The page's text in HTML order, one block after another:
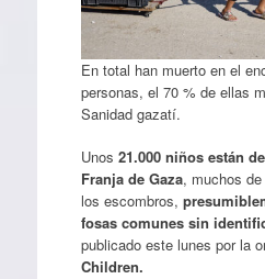
En total han muerto en el
personas, el 70 % de ellas
Sanidad gazatí.
Unos 21.000 niños están
Franja de Gaza, muchos
los escombros,
fosas comunes sin
publicado este lunes por la
Children.